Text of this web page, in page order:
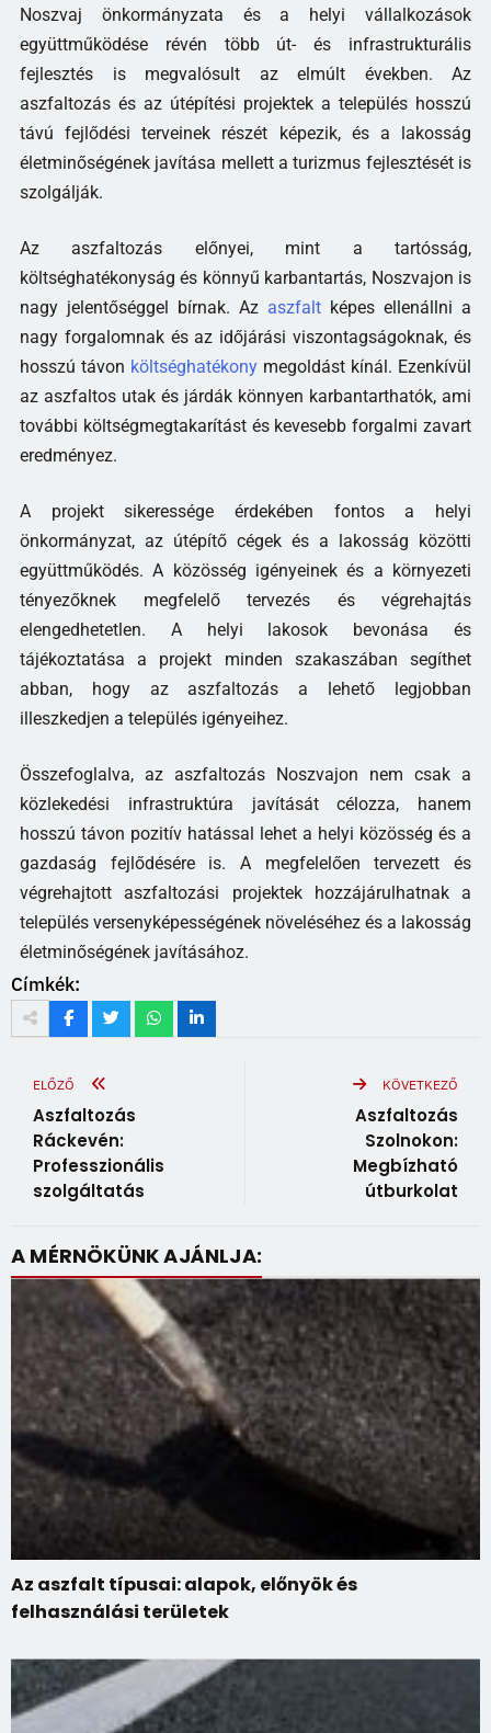
Noszvaj önkormányzata és a helyi vállalkozások
együttműködése révén több út- és infrastrukturális
fejlesztés is megvalósult az elmúlt években. Az
aszfaltozás és az útépítési projektek a település hosszú
távú fejlődési terveinek részét képezik, és a lakosság
életminőségének javítása mellett a turizmus fejlesztését is
szolgálják.
Az aszfaltozás előnyei, mint a tartósság,
költséghatékonyság és könnyű karbantartás, Noszvajon is
nagy jelentőséggel bírnak. Az aszfalt képes ellenállni a
nagy forgalomnak és az időjárási viszontagságoknak, és
hosszú távon költséghatékony megoldást kínál. Ezenkívül
az aszfaltos utak és járdák könnyen karbantarthatók, ami
további költségmegtakarítást és kevesebb forgalmi zavart
eredményez.
A projekt sikeressége érdekében fontos a helyi
önkormányzat, az útépítő cégek és a lakosság közötti
együttműködés. A közösség igényeinek és a környezeti
tényezőknek megfelelő tervezés és végrehajtás
elengedhetetlen. A helyi lakosok bevonása és
tájékoztatása a projekt minden szakaszában segíthet
abban, hogy az aszfaltozás a lehető legjobban
illeszkedjen a település igényeihez.
Összefoglalva, az aszfaltozás Noszvajon nem csak a
közlekedési infrastruktúra javítását célozza, hanem
hosszú távon pozitív hatással lehet a helyi közösség és a
gazdaság fejlődésére is. A megfelelően tervezett és
végrehajtott aszfaltozási projektek hozzájárulhatnak a
település versenyképességének növeléséhez és a lakosság
életminőségének javításához.
Címkék:
ELŐZŐ
Aszfaltozás
Ráckevén:
Professzionális
szolgáltatás
KÖVETKEZŐ
Aszfaltozás
Szolnokon:
Megbízható
útburkolat
A MÉRNÖKÜNK AJÁNLJA:
Az aszfalt típusai: alapok, előnyök és
felhasználási területek